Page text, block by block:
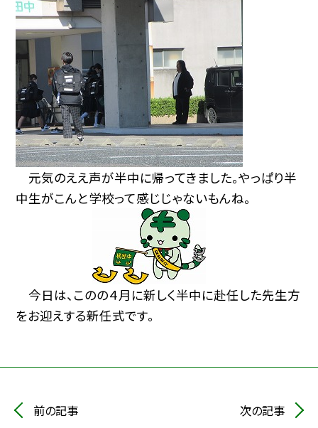
元気のええ声が半中に帰ってきました。やっぱり半
中生がこんと学校って感じじゃないもんね。
今日は、このの４月に新しく半中に赴任した先生方
をお迎えする新任式です。
前の記事 次の記事